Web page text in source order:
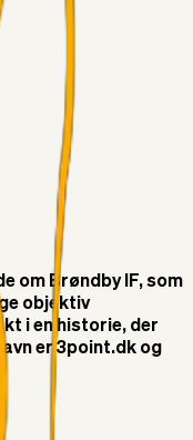
brik? 🤔💛💙
om Brøndby IF, som
objektiv
i en historie, der
er 3point.dk og